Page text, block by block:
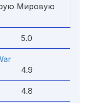
Мировую
5.0
4.9
4.8